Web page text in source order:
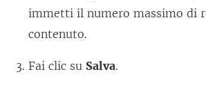
immetti il numero massimo di
contenuto.
Fai clic su Salva.